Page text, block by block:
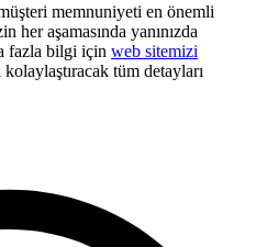
memnuniyeti en önemli
her aşamasında yanınızda
fazla bilgi için web sitemizi
tüm detayları